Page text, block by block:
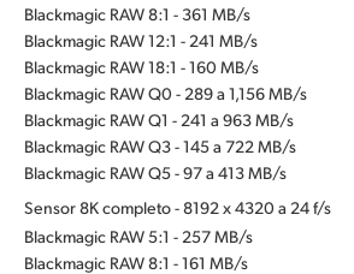
Blackmagic RAW 8:1 - 361 MB/s
Blackmagic RAW 12:1 - 241 MB/s
Blackmagic RAW 18:1 - 160 MB/s
Blackmagic RAW Q0 - 289 a 1,156 MB/s
Blackmagic RAW Q1 - 241 a 963 MB/s
Blackmagic RAW Q3 - 145 a 722 MB/s
Blackmagic RAW Q5 - 97 a 413 MB/s
Sensor 8K completo - 8192 x 4320 a 24 f/s
Blackmagic RAW 5:1 - 257 MB/s
Blackmagic RAW 8:1 - 161 MB/s